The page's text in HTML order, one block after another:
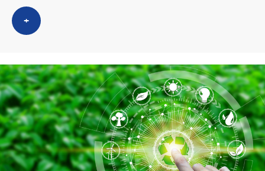
r
a
s
+